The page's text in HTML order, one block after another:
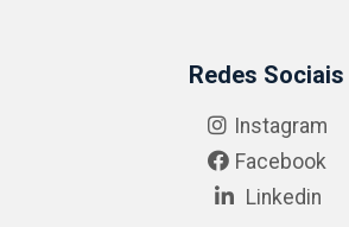
Redes Sociais
Instagram
Facebook
Linkedin